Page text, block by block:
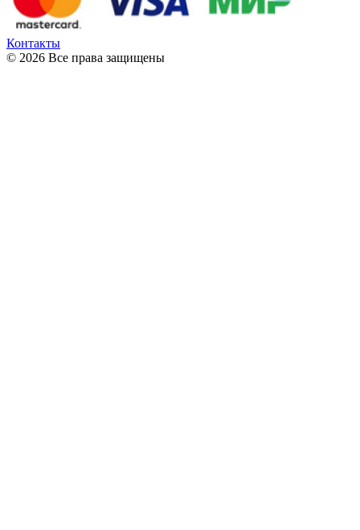
Контакты
© 2026 Все права защищены